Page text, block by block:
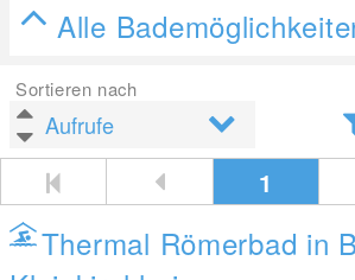
Alle
Sortieren nach
1
Thermal Römerbad in